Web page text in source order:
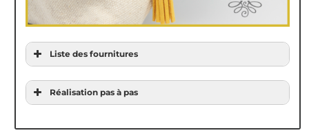
Liste des fournitures
Réalisation pas à pas